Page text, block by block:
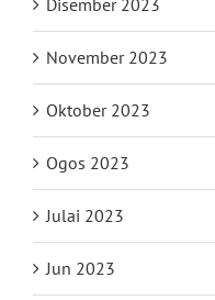
November 2023
Oktober 2023
Ogos 2023
Julai 2023
Jun 2023